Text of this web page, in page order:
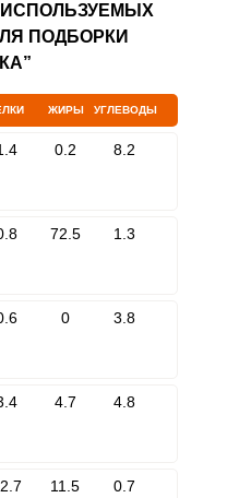
ПОДБОРКИ
ЖИРЫ УГЛЕВОДЫ
0.2 8.2
72.5 1.3
0 3.8
4.7 4.8
11.5 0.7
сетей: